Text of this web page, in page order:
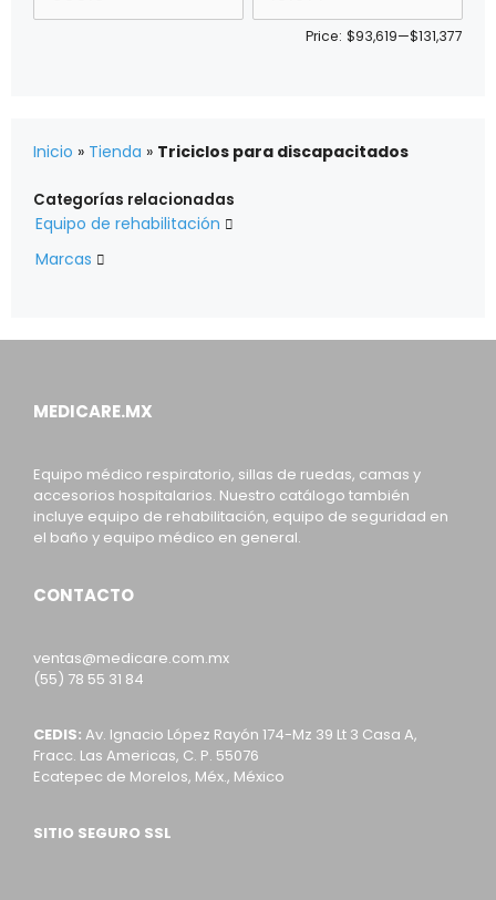
Price: $93,619—$131,377
Inicio » Tienda » Triciclos para discapacitados
Categorías relacionadas
Equipo de rehabilitación 
Marcas 
MEDICARE.MX
Equipo médico respiratorio, sillas de ruedas, camas y
accesorios hospitalarios. Nuestro catálogo también
incluye equipo de rehabilitación, equipo de seguridad en
el baño y equipo médico en general.
CONTACTO
ventas@medicare.com.mx
(55) 78 55 31 84
CEDIS: Av. Ignacio López Rayón 174-Mz 39 Lt 3 Casa A,
Fracc. Las Americas, C. P. 55076
Ecatepec de Morelos, Méx., México
SITIO SEGURO SSL